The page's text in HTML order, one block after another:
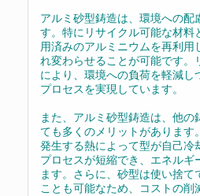
アルミ砂型鋳造は、環境への配
す。特にリサイクル可能な材料
用済みのアルミニウムを再利用
れ変わらせることが可能です。
により、環境への負荷を軽減し
プロセスを実現しています。
また、アルミ砂型鋳造は、他の
ても多くのメリットがあります
発生する熱によって型が自己冷
プロセスが短縮でき、エネルギ
ます。さらに、砂型は使い捨て
ことも可能なため、コストの削